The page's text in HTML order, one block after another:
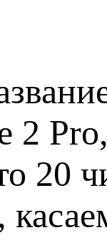
2
20